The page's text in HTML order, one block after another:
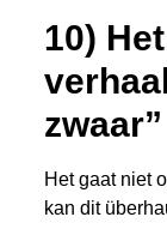
10)
zwaar”
Het gaat niet
kan dit